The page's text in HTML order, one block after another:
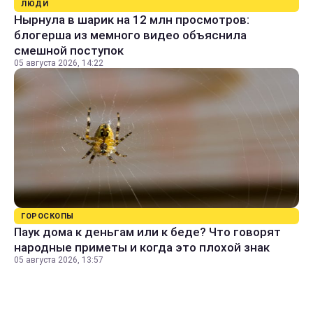
ЛЮДИ
Нырнула в шарик на 12 млн просмотров:
блогерша из мемного видео объяснила
смешной поступок
05 августа 2026, 14:22
ГОРОСКОПЫ
Паук дома к деньгам или к беде? Что говорят
народные приметы и когда это плохой знак
05 августа 2026, 13:57